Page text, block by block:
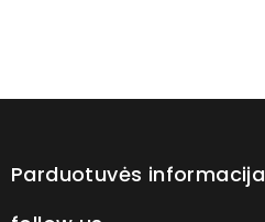
Parduotuvės informacija